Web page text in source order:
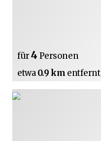
für4 Personen
etwa0.9 km entfernt